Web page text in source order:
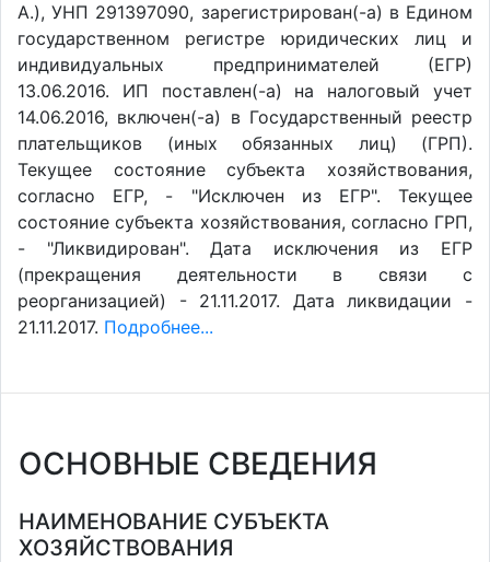
А.), УНП 291397090, зарегистрирован(-а) в Едином
государственном регистре юридических лиц и
индивидуальных предпринимателей (ЕГР)
13.06.2016. ИП поставлен(-a) на налоговый учет
14.06.2016, включен(-a) в Государственный реестр
плательщиков (иных обязанных лиц) (ГРП).
Текущее состояние субъекта хозяйствования,
согласно ЕГР, - "Исключен из ЕГР". Текущее
состояние субъекта хозяйствования, согласно ГРП,
- "Ликвидирован". Дата исключения из ЕГР
(прекращения деятельности в связи с
реорганизацией) - 21.11.2017. Дата ликвидации -
21.11.2017. Подробнее...
ОСНОВНЫЕ СВЕДЕНИЯ
НАИМЕНОВАНИЕ СУБЪЕКТА
ХОЗЯЙСТВОВАНИЯ